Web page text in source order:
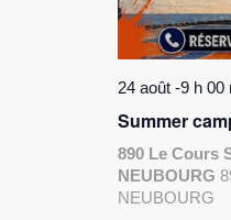
24 août -9 h 00
Summer
890 Le Cours
NEUBOURG
NEUBOURG